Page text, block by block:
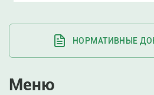
НОРМАТИВНЫЕ
Меню